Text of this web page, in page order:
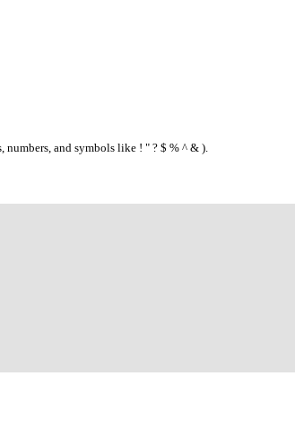
numbers, and symbols like ! " ? $ % ^ & ).